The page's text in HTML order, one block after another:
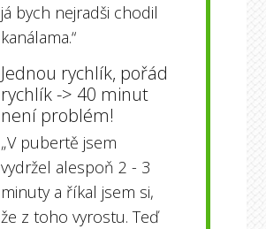
já bych nejradši chodil
kanálama.“
Jednou rychlík, pořád
rychlík -> 40 minut
není problém!
„V pubertě jsem
vydržel alespoň 2 - 3
minuty a říkal jsem si,
že z toho vyrostu. Teď